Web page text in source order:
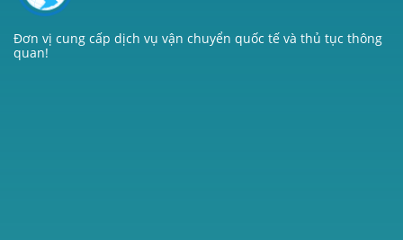
Đơn vị cung cấp dịch vụ vận chuyển quốc tế và thủ tục thông
quan!